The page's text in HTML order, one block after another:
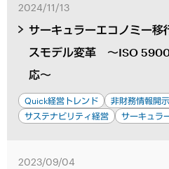
2024/11/13
サーキュラーエコノミー移
スモデル変革 ～ISO
応～
Quick経営トレンド 非財務情報開示
サステナビリティ経営
サーキュラ
2023/09/04